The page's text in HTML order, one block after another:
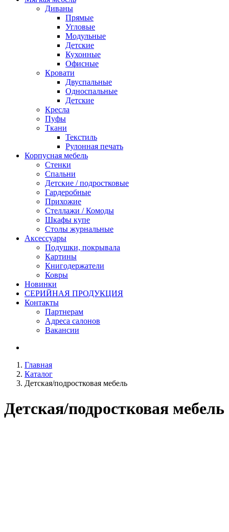
Диваны
Прямые
Угловые
Модульные
Детские
Кухонные
Офисные
Кровати
Двуспальные
Односпальные
Детские
Кресла
Пуфы
Ткани
Текстиль
Рулонная печать
Корпусная мебель
Стенки
Спальни
Детские / подростковые
Гардеробные
Прихожие
Стеллажи / Комоды
Шкафы купе
Столы журнальные
Аксессуары
Подушки, покрывала
Картины
Книгодержатели
Ковры
Новинки
СЕРИЙНАЯ ПРОДУКЦИЯ
Контакты
Партнерам
Адреса салонов
Вакансии
Главная
Каталог
Детская/подростковая мебель
Детская/подростковая мебель